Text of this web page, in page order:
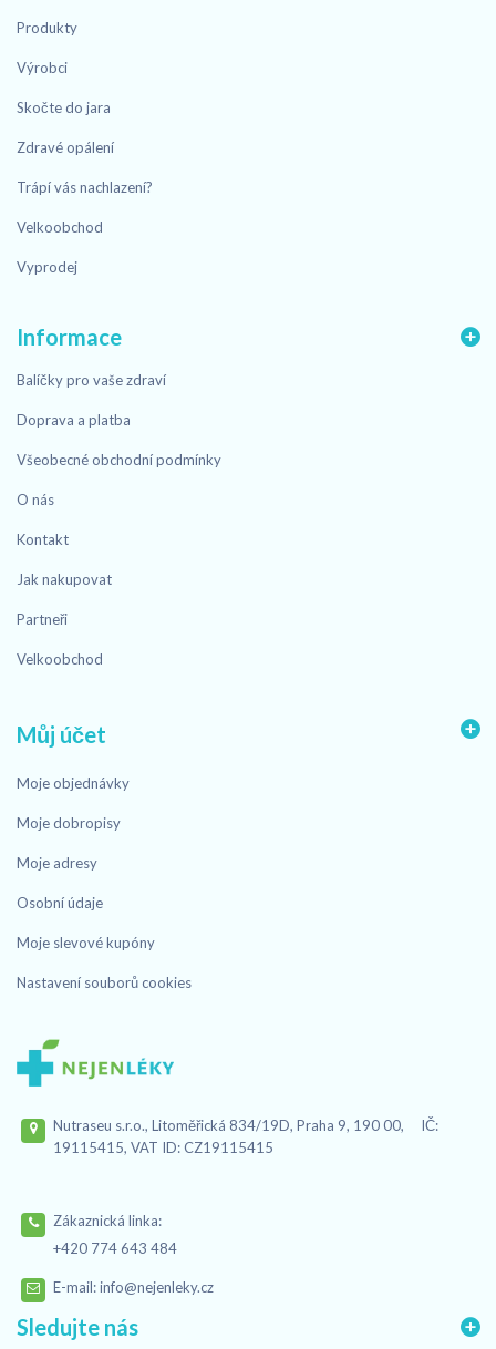
Produkty
Výrobci
Skočte do jara
Zdravé opálení
Trápí vás nachlazení?
Velkoobchod
Vyprodej
Informace
Balíčky pro vaše zdraví
Doprava a platba
Všeobecné obchodní podmínky
O nás
Kontakt
Jak nakupovat
Partneři
Velkoobchod
Můj účet
Moje objednávky
Moje dobropisy
Moje adresy
Osobní údaje
Moje slevové kupóny
Nastavení souborů cookies
Nutraseu s.r.o., Litoměřická 834/19D, Praha 9, 190 00, IČ:
19115415, VAT ID: CZ19115415
Zákaznická linka:
+420 774 643 484
E-mail:info@nejenleky.cz
Sledujte nás